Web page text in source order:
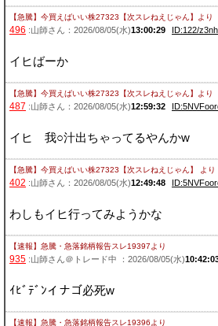
【急騰】今買えばいい株27323【次スレねえじゃん】 より
496 :山師さん：2026/08/05(水)13:00:29 ID:122/
イヒばーか
【急騰】今買えばいい株27323【次スレねえじゃん】 より
487 :山師さん：2026/08/05(水)12:59:32
イヒ 我○汁出ちゃってるやんかw
【急騰】今買えばいい株27323【次スレねえじゃん】 より
402 :山師さん：2026/08/05(水)12:49:48
わしもイヒ行ってみようかな
【速報】急騰・急落銘柄報告スレ19397 より
935 :山師さん＠トレード中 ：2026/08/05(水)
ｲﾋﾞﾃﾞﾝイナゴ必死w
【速報】急騰・急落銘柄報告スレ19396 より